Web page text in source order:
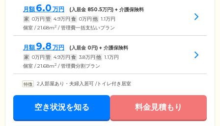
月額 6.0 万円 (入居金 850.5万円) + 介護保険料
家 0万円 管 4.9万円 食 0万円 他 1.1万円
個室 / 21.68m2 / 管理費一括支払いプラン
月額 9.8 万円 (入居金 0円) + 介護保険料
家 0万円 管 4.9万円 食 3.8万円 他 1.1万円
個室 / 21.68m2 / 管理費分割プラン
2人部屋あり・夫婦入居可 /トイレ付き居室
空き状況を知る 料金見積もり